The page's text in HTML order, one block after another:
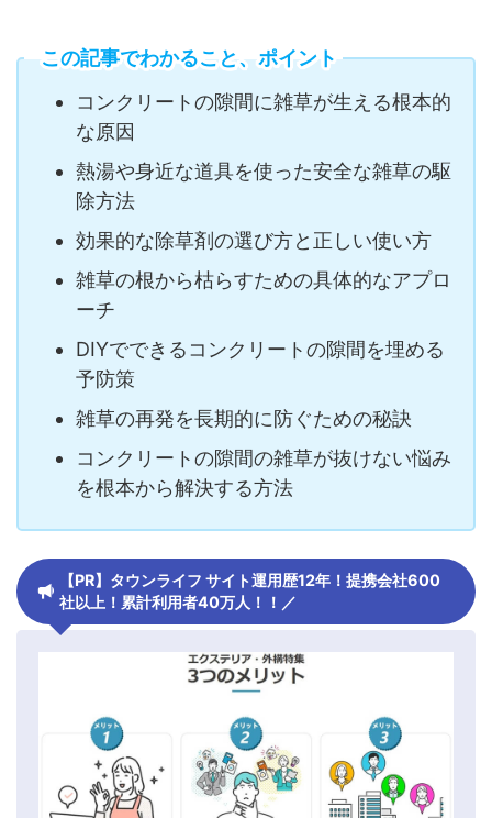
この記事でわかること、ポイント
コンクリートの隙間に雑草が生える根本的
な原因
熱湯や身近な道具を使った安全な雑草の駆
除方法
効果的な除草剤の選び方と正しい使い方
雑草の根から枯らすための具体的なアプロ
ーチ
DIYでできるコンクリートの隙間を埋める
予防策
雑草の再発を長期的に防ぐための秘訣
コンクリートの隙間の雑草が抜けない悩み
を根本から解決する方法
【PR】タウンライフ サイト運用歴12年！提携会社600
社以上！累計利用者40万人！！／